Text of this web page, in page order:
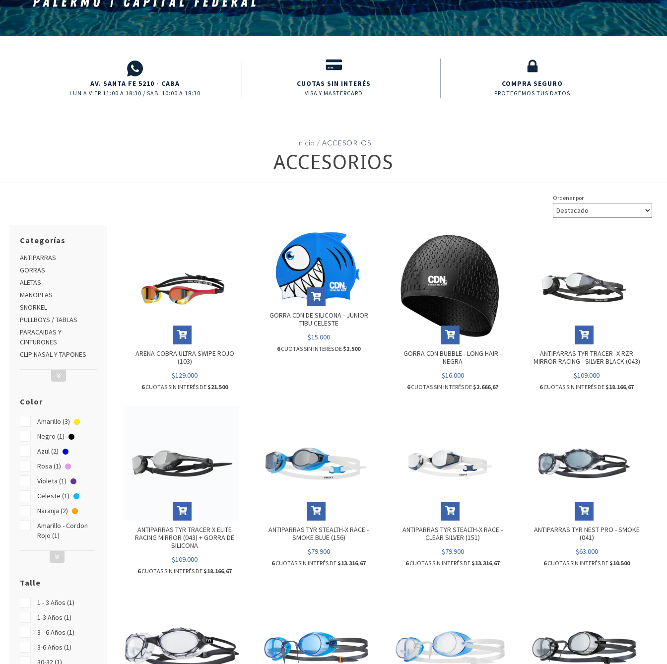
AV. SANTA FE 5210 - CABA
LUN A VIER 11:00 A 18:30 / SAB. 10:00 A 18:30
CUOTAS SIN INTERÉS
VISA Y MASTERCARD
COMPRA SEGURO
PROTEGEMOS TUS DATOS
Inicio / ACCESORIOS
ACCESORIOS
Ordenar por
Categorías
ANTIPARRAS
GORRAS
ALETAS
MANOPLAS
SNORKEL
PULLBOYS / TABLAS
PARACAIDAS Y
CINTURONES
CLIP NASAL Y TAPONES
Color
Amarillo (3)
Negro (1)
Azul (2)
Rosa (1)
Violeta (1)
Celeste (1)
Naranja (2)
Amarillo - Cordon
Rojo (1)
Talle
1 - 3 Años (1)
1-3 Años (1)
3 - 6 Años (1)
3-6 Años (1)
30-32 (1)
ARENA COBRA ULTRA SWIPE ROJO
(103)
$129.000
6CUOTAS SIN INTERÉS DE $21.500
GORRA CDN DE SILICONA - JUNIOR
TIBU CELESTE
$15.000
6CUOTAS SIN INTERÉS DE $2.500
GORRA CDN BUBBLE - LONG HAIR -
NEGRA
$16.000
6CUOTAS SIN INTERÉS DE $2.666,67
ANTIPARRAS TYR TRACER -X RZR
MIRROR RACING - SILVER BLACK (043)
$109.000
6CUOTAS SIN INTERÉS DE $18.166,67
ANTIPARRAS TYR TRACER X ELITE
RACING MIRROR (043) + GORRA DE
SILICONA
$109.000
6CUOTAS SIN INTERÉS DE $18.166,67
ANTIPARRAS TYR STEALTH-X RACE -
SMOKE BLUE (156)
$79.900
6CUOTAS SIN INTERÉS DE $13.316,67
ANTIPARRAS TYR STEALTH-X RACE -
CLEAR SILVER (151)
$79.900
6CUOTAS SIN INTERÉS DE $13.316,67
ANTIPARRAS TYR NEST PRO - SMOKE
(041)
$63.000
6CUOTAS SIN INTERÉS DE $10.500